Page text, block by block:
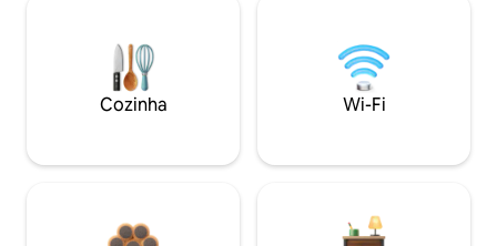
Cozinha Wi-Fi